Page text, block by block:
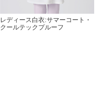
レディース白衣:サマーコート・
クールテックプルーフ